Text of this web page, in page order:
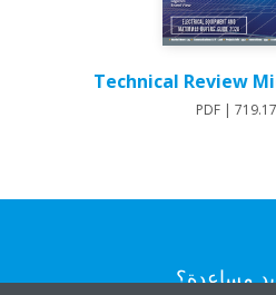
Technical Review
مساعدة؟